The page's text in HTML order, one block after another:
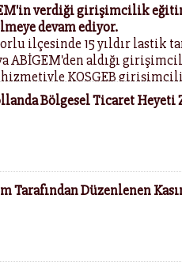
verdiği girişimcilik
devam ediyor.
ilçesinde 15 yıldır lastik
ABİGEM'den aldığı
hizmetiyle KOSGEB
kendi işletmesini kurdu.
Bölgesel Ticaret Heyeti
Tarafından Düzenlenen